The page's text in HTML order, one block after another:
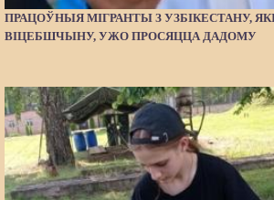
ПРАЦОЎНЫЯ МІГРАНТЫ З УЗБІКЕСТАНУ,
ВІЦЕБШЧЫНУ, УЖО ПРОСЯЦЦА ДАДОМУ